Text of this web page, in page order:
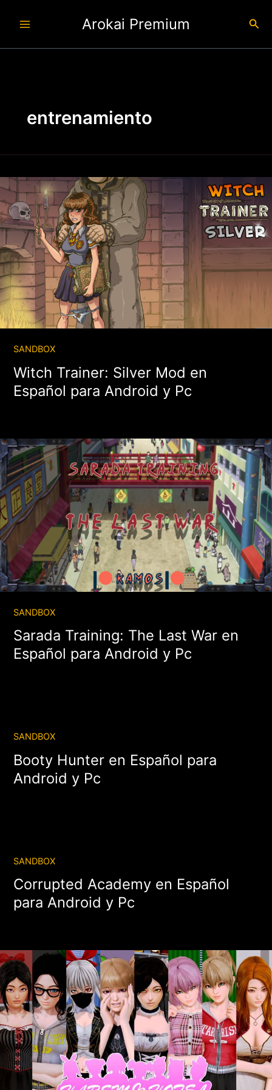
Arokai Premium
entrenamiento
SANDBOX
Witch Trainer: Silver Mod en
Español para Android y Pc
SANDBOX
Sarada Training: The Last War en
Español para Android y Pc
SANDBOX
Booty Hunter en Español para
Android y Pc
SANDBOX
Corrupted Academy en Español
para Android y Pc